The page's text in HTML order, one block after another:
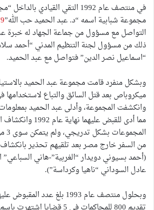
في منتصف عام 1992 التقي القيادي
مجموعة شبابية اسمه “د. عبد الحميد حب الله”
التواصل مع مسؤول من جماعة الجهاد له خبرة
ذلك من مسؤول لجنة التنظيم المدني “أحمد
“اسماعيل نصر الدين” فتواصل مع عبد الحميد.
وبشكل منفرد قامت مجموعة عبد الحميد
ميكروباص بعد قتل السائق والتباع لاستخدامها
وانكشفت المجموعة، وأدلى عبد الحميد
مما أدى للقبض عليهما
من السفر خارج مصر بعد تلقيهم تحذير
(أحمد بسيوني دويدار “الغربية”-هاني السباعي”
عادل السوداني “ناهيا وكرداسة”).